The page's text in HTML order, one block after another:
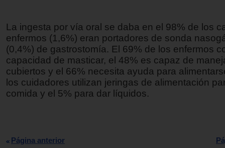
La ingesta por vía oral se daba en el 98% de los
enfermos (1,6%) eran portadores de sonda
(0,4%) de gastrostomía. El 69% de los enfermos
capacidad de masticar, el 48% es capaz de
cubiertos y el 66% necesita ayuda para
los cuidadores utilizan jeringas de alimentación
comida y el 5% para dar líquidos.
Página anterior